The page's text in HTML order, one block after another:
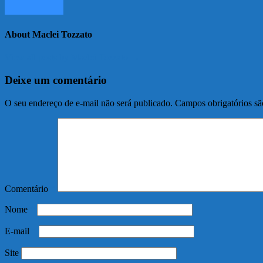
About Maclei Tozzato
Deixe um comentário
O seu endereço de e-mail não será publicado. Campos obrigatórios
Comentário
Nome
E-mail
Site